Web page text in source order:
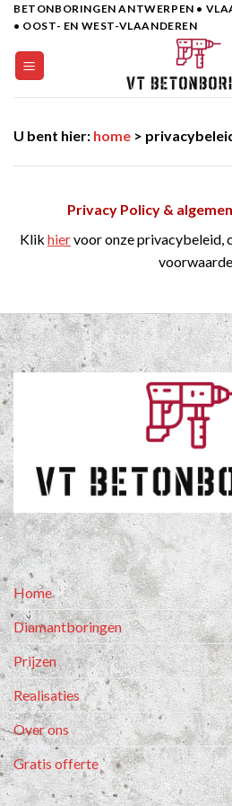
Skip
content
BETONBORINGEN ANTWERPEN •
• OOST- EN WEST-VLAANDEREN
U bent hier: home >
Privacy Policy &
Klik hiervoor onze privacybeleid,
Home
Diamantboringen
Prijzen
Realisaties
Over ons
Gratis offerte